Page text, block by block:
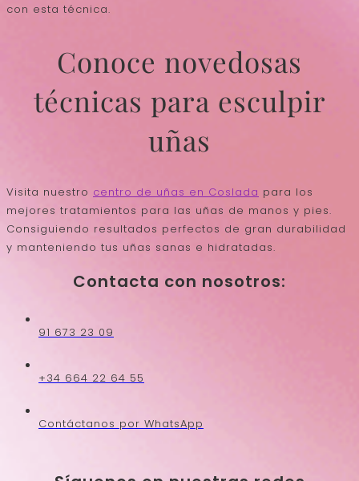
con esta técnica.
Conoce novedosas
técnicas para esculpir
uñas
Visita nuestro centro de uñas en Coslada para los
mejores tratamientos para las uñas de manos y pies.
Consiguiendo resultados perfectos de gran durabilidad
y manteniendo tus uñas sanas e hidratadas.
Contacta con nosotros:
91 673 23 09
+34 664 22 64 55
Contáctanos por WhatsApp